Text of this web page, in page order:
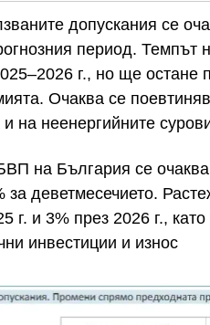
допускания се
период.
г., но ще остане
Очаква се
и на неенергийните
на България се
за деветмесечието.
г. и 3% през 2026 г.,
инвестиции и износ